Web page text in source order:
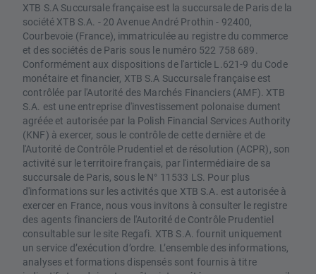
XTB S.A Succursale française est la succursale de Paris de la
société XTB S.A. - 20 Avenue André Prothin - 92400,
Courbevoie (France), immatriculée au registre du commerce
et des sociétés de Paris sous le numéro 522 758 689.
Conformément aux dispositions de l'article L.621-9 du Code
monétaire et financier, XTB S.A Succursale française est
contrôlée par l'Autorité des Marchés Financiers (AMF). XTB
S.A. est une entreprise d'investissement polonaise dument
agréée et autorisée par la Polish Financial Services Authority
(KNF) à exercer, sous le contrôle de cette dernière et de
l'Autorité de Contrôle Prudentiel et de résolution (ACPR), son
activité sur le territoire français, par l'intermédiaire de sa
succursale de Paris, sous le N° 11533 LS. Pour plus
d'informations sur les activités que XTB S.A. est autorisée à
exercer en France, nous vous invitons à consulter le registre
des agents financiers de l'Autorité de Contrôle Prudentiel
consultable sur le site Regafi. XTB S.A. fournit uniquement
un service d’exécution d’ordre. L’ensemble des informations,
analyses et formations dispensés sont fournis à titre